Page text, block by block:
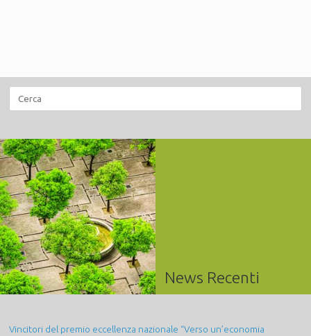
News Recenti
Vincitori del premio eccellenza nazionale “Verso un’economia